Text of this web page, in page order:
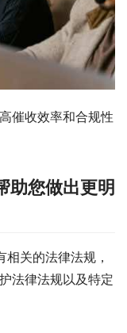
催收效率和合规性
助您做出更明
关的法律法规，
法律法规以及特定